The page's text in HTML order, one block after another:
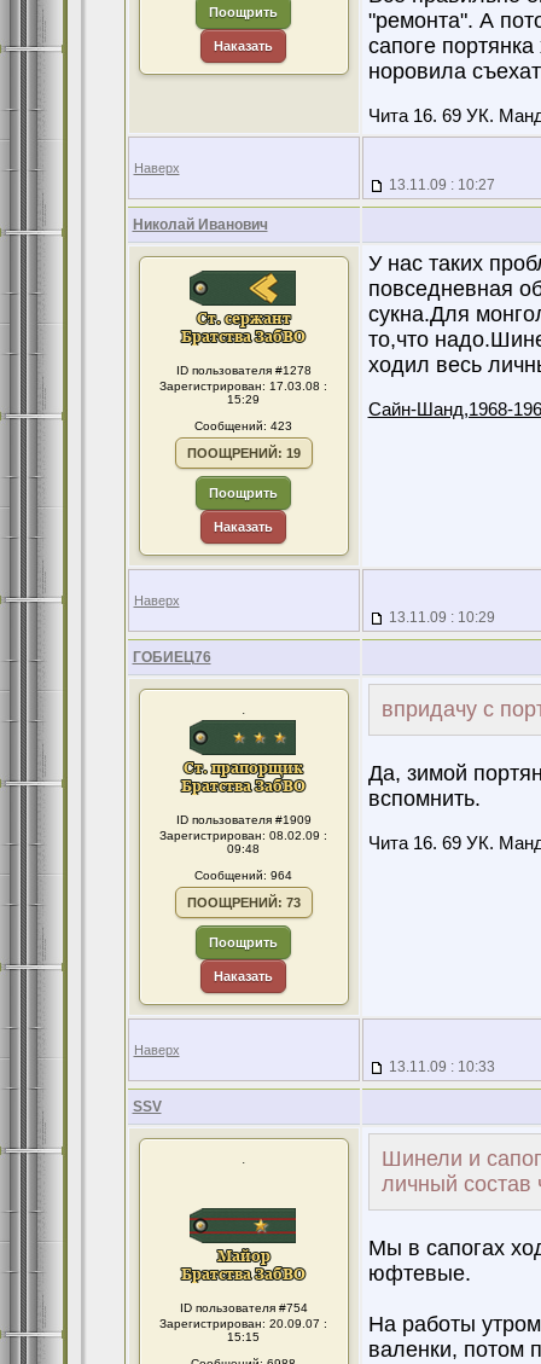
Поощрить
Наказать
"ремонта". А
сапоге
норовила
Чита 16. 69 УК.
Наверх
13.11.09 : 10:27
Николай Иванович
ID пользователя #1278
Зарегистрирован: 17.03.08 :
15:29
Сообщений: 423
ПООЩРЕНИЙ: 19
Поощрить
Наказать
У нас таких
повседневная
сукна.Для
то,что
ходил весь
Сайн-Шанд,1968-
Наверх
13.11.09 : 10:29
ГОБИЕЦ76
.
ID пользователя #1909
Зарегистрирован: 08.02.09 :
09:48
Сообщений: 964
ПООЩРЕНИЙ: 73
Поощрить
Наказать
впридачу с
Да, зимой
вспомнить.
Чита 16. 69 УК.
Наверх
13.11.09 : 10:33
SSV
.
ID пользователя #754
Зарегистрирован: 20.09.07 :
15:15
Шинели и
личный состав
Мы в сапогах
юфтевые.
На работы
валенки, потом